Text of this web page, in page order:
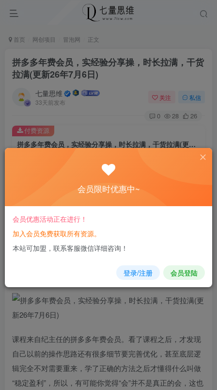
首页 网创项目 冒泡网 正文
拼多多年费会员，实经验分享操，时长拉满，干货
拉满(更新26年7月6日)
七量思维
33天前发布
关注 私信
0 28 26
拼多多年费会员，实经验分享操，时长拉满，干货拉满(更新26年7月6日)
8.8
免费
您当前未登录！建议登陆后购买，可保存购买订单
付费资源
课程来自纪主任的拼多多年费会员。看了课程之后，才发现
自己以前的操作思路还有很多细节要完善优化，甚至底层逻
辑完全不对需要重来，学了正确的方法之后才懂得什么叫做
“稳定盈利”，所以，有可能你觉得“会”并不是真正的会，这也
会员限时优惠中~
会员优惠活动正在进行！
加入会员免费获取所有资源。
本站可加盟，联系客服微信详细咨询！
登录/注册 会员登陆